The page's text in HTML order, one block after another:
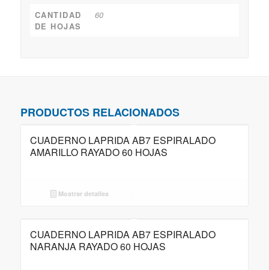
CANTIDAD
DE HOJAS
60
PRODUCTOS RELACIONADOS
CUADERNO LAPRIDA AB7 ESPIRALADO
AMARILLO RAYADO 60 HOJAS
Mostrar detalles
CUADERNO LAPRIDA AB7 ESPIRALADO
NARANJA RAYADO 60 HOJAS